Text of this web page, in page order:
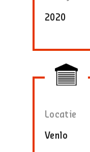
2020
Locatie
Venlo